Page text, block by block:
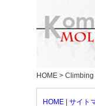
HOME > Climbing
HOME サイト